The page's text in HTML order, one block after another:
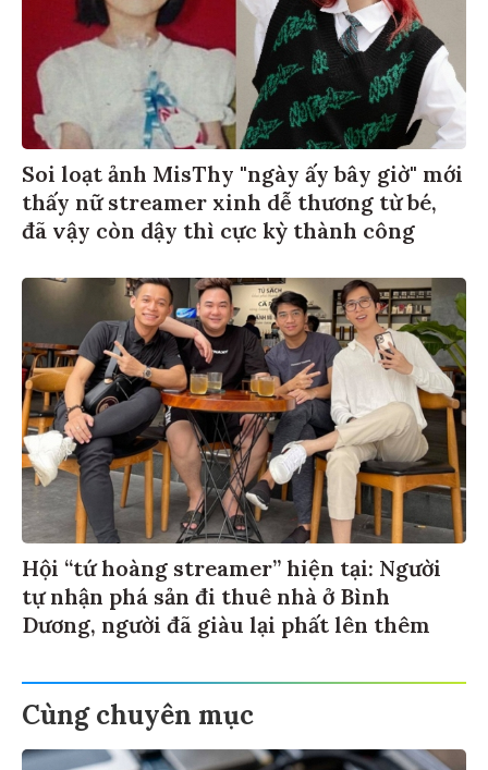
Soi loạt ảnh MisThy "ngày ấy bây giờ" mới
thấy nữ streamer xinh dễ thương từ bé,
đã vậy còn dậy thì cực kỳ thành công
Hội “tứ hoàng streamer” hiện tại: Người
tự nhận phá sản đi thuê nhà ở Bình
Dương, người đã giàu lại phất lên thêm
Cùng chuyên mục